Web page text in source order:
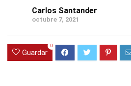
Carlos Santander
octubre 7, 2021
Guardar
0